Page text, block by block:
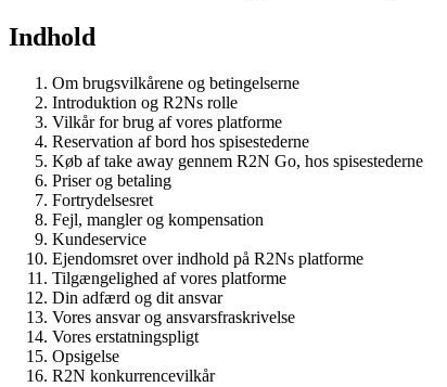
Indhold
Om brugsvilkårene og betingelserne
Introduktion og R2Ns rolle
Vilkår for brug af vores platforme
Reservation af bord hos spisestederne
Køb af take away gennem R2N Go, hos spisestederne
Priser og betaling
Fortrydelsesret
Fejl, mangler og kompensation
Kundeservice
Ejendomsret over indhold på R2Ns platforme
Tilgængelighed af vores platforme
Din adfærd og dit ansvar
Vores ansvar og ansvarsfraskrivelse
Vores erstatningspligt
Opsigelse
R2N konkurrencevilkår